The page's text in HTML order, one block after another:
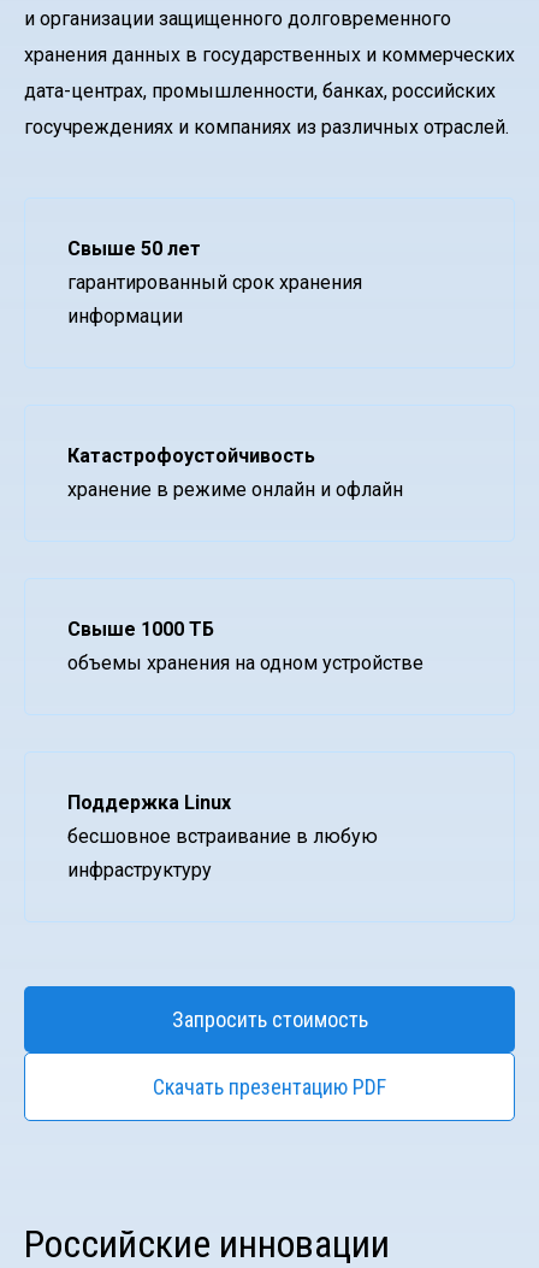
и организации защищенного долговременного
хранения данных в государственных и коммерческих
дата-центрах, промышленности, банках, российских
госучреждениях и компаниях из различных отраслей.
Свыше 50 лет
гарантированный срок хранения
информации
Катастрофоустойчивость
хранение в режиме онлайн и офлайн
Свыше 1000 ТБ
объемы хранения на одном устройстве
Поддержка Linux
бесшовное встраивание в любую
инфраструктуру
Запросить стоимость
Скачать презентацию PDF
Российские инновации